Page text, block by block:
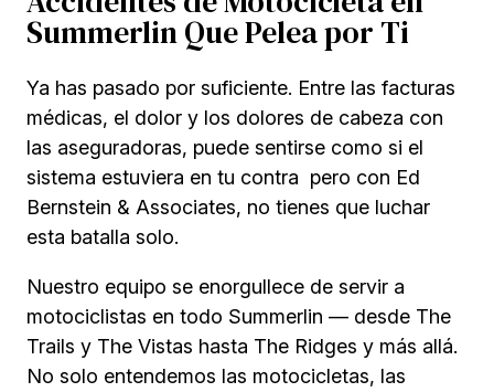
Summerlin Que Pelea por Ti
Ya has pasado por suficiente. Entre las facturas
médicas, el dolor y los dolores de cabeza con
las aseguradoras, puede sentirse como si el
sistema estuviera en tu contra pero con Ed
Bernstein & Associates, no tienes que luchar
esta batalla solo.
Nuestro equipo se enorgullece de servir a
motociclistas en todo Summerlin — desde The
Trails y The Vistas hasta The Ridges y más allá.
No solo entendemos las motocicletas, las